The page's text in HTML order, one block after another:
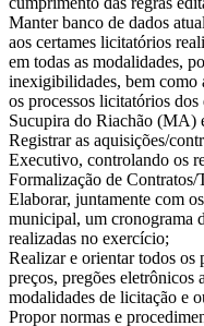
Manter banco de dados
aos certames licitatórios
em todas as modalidades,
inexigibilidades, bem como
os processos licitatórios
Sucupira do Riachão (MA)
Registrar as aquisições/
Executivo, controlando os
Formalização de
Elaborar, juntamente com
municipal, um cronograma
realizadas no exercício;
Realizar e orientar todos os
preços, pregões eletrônicos
modalidades de licitação e
Propor normas e